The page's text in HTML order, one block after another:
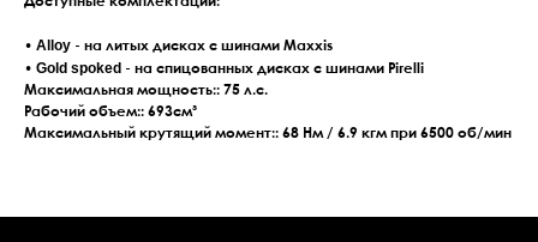
• Alloy - на литых дисках с шинами Maxxis
• Gold spoked - на спицованных дисках с шинами Pirelli
Максимальная мощность:: 75 л.с.
Рабочий объем:: 693см³
Максимальный крутящий момент:: 68 Нм / 6.9 кгм при 6500 об/мин